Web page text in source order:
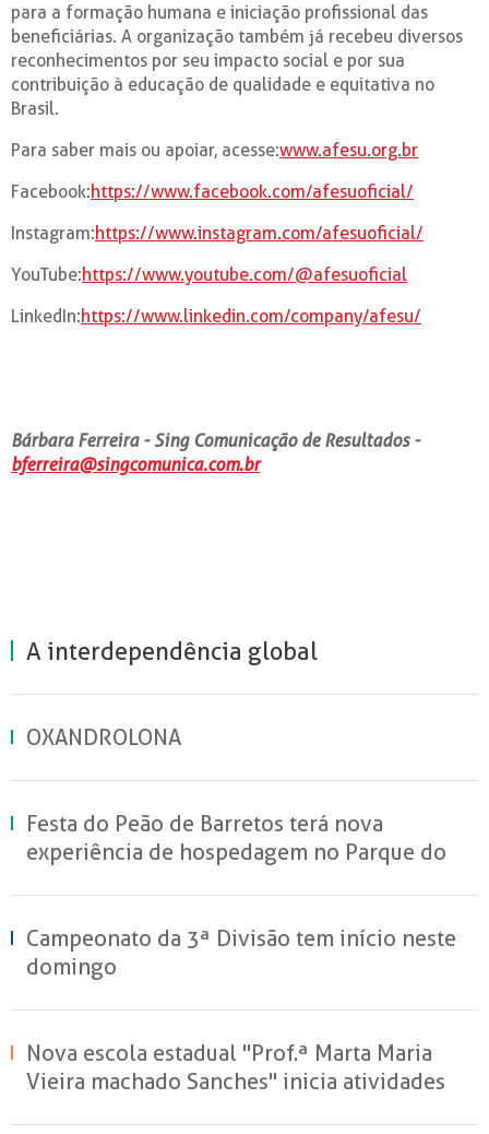
para a formação humana e iniciação profissional das
beneficiárias. A organização também já recebeu diversos
reconhecimentos por seu impacto social e por sua
contribuição à educação de qualidade e equitativa no
Brasil.
Para saber mais ou apoiar, acesse:www.afesu.org.br
Facebook:https://www.facebook.com/afesuoficial/
Instagram:https://www.instagram.com/afesuoficial/
YouTube:https://www.youtube.com/@afesuoficial
LinkedIn:https://www.linkedin.com/company/afesu/
Bárbara Ferreira - Sing Comunicação de Resultados -
bferreira@singcomunica.com.br
A interdependência global
OXANDROLONA
Festa do Peão de Barretos terá nova
experiência de hospedagem no Parque do
Campeonato da 3ª Divisão tem início neste
domingo
Nova escola estadual "Prof.ª Marta Maria
Vieira machado Sanches" inicia atividades